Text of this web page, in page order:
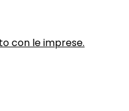
con le imprese.